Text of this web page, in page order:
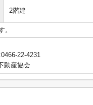
2階建
。
22-4231
動産協会